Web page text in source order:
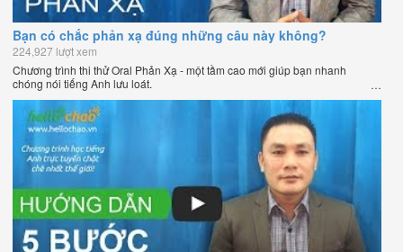
Bạn có chắc phản xạ đúng những câu này không?
224,927 lượt xem
Chương trình thi thử Oral Phản Xạ - một tầm cao mới giúp bạn nhanh
chóng nói tiếng Anh lưu loát.